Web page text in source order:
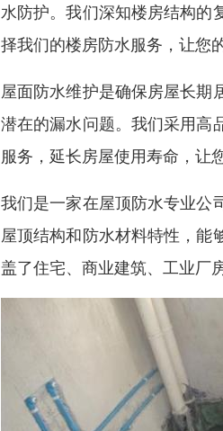
水防护。我们深知楼房结构的
择我们的楼房防水服务，让您
屋面防水维护是确保房屋长期
潜在的漏水问题。我们采用高
服务，延长房屋使用寿命，让
我们是一家在屋顶防水专业公
屋顶结构和防水材料特性，能
盖了住宅、商业建筑、工业厂